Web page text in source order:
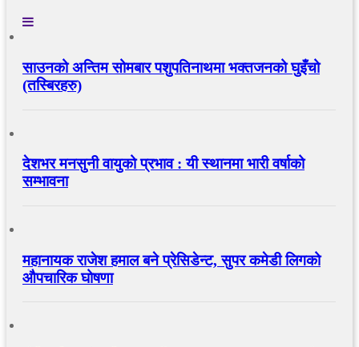
साउनको अन्तिम सोमबार पशुपतिनाथमा भक्तजनको घुइँचो
(तस्बिरहरु)
देशभर मनसुनी वायुको प्रभाव : यी स्थानमा भारी वर्षाको
सम्भावना
महानायक राजेश हमाल बने प्रेसिडेन्ट, सुपर कमेडी लिगको
औपचारिक घोषणा